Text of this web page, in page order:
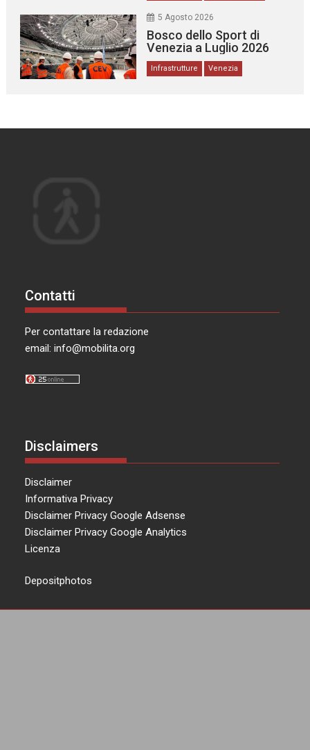
5 Agosto 2026
Bosco dello Sport di
Venezia a Luglio 2026
Infrastrutture Venezia
Contatti
Per contattare la redazione
email:info@mobilita.org
Disclaimers
Disclaimer
Informativa Privacy
Disclaimer Privacy Google Adsense
Disclaimer Privacy Google Analytics
Licenza
Depositphotos